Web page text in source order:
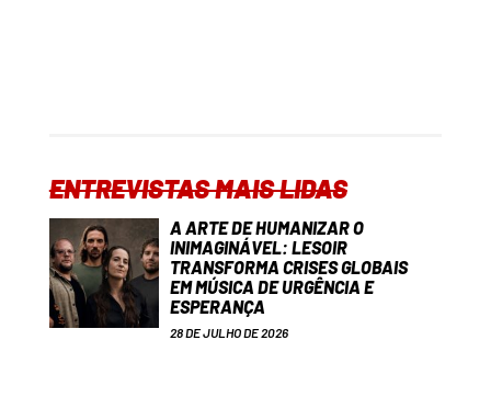
ENTREVISTAS MAIS LIDAS
A ARTE DE HUMANIZAR O
INIMAGINÁVEL: LESOIR
TRANSFORMA CRISES GLOBAIS
EM MÚSICA DE URGÊNCIA E
ESPERANÇA
28 DE JULHO DE 2026